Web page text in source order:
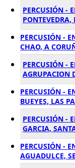
PERCUSIÓN -
PONTEVEDRA,
PERCUSIÓN -
CHAO, A
PERCUSIÓN -
AGRUPACION
PERCUSIÓN -
BUEYES, LAS
PERCUSIÓN -
GARCIA,
PERCUSIÓN -
AGUADULCE,